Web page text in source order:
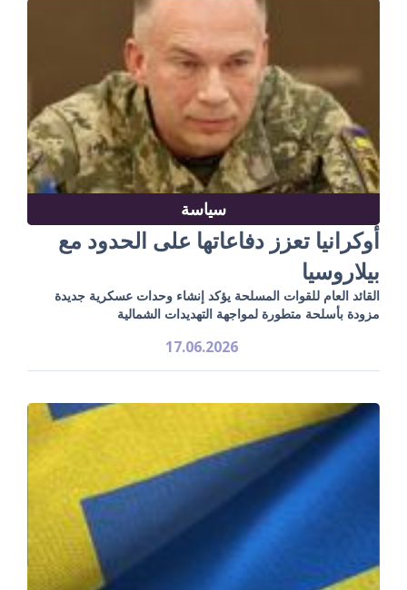
سياسة
أوكرانيا تعزز دفاعاتها على الحدود مع
بيلاروسيا
القائد العام للقوات المسلحة يؤكد إنشاء وحدات عسكرية جديدة
مزودة بأسلحة متطورة لمواجهة التهديدات الشمالية
17.06.2026